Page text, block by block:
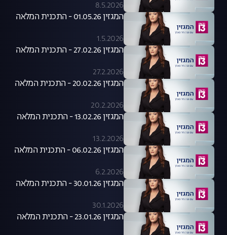
8.5.2026
המגזין 01.05.26 - התכנית המלאה
1.5.2026
המגזין 27.02.26 - התכנית המלאה
27.2.2026
המגזין 20.02.26 - התכנית המלאה
20.2.2026
המגזין 13.02.26 - התכנית המלאה
13.2.2026
המגזין 06.02.26 - התכנית המלאה
6.2.2026
המגזין 30.01.26 - התכנית המלאה
30.1.2026
המגזין 23.01.26 - התכנית המלאה